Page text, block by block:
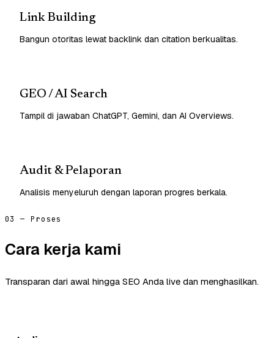
Link Building
Bangun otoritas lewat backlink dan citation berkualitas.
GEO / AI Search
Tampil di jawaban ChatGPT, Gemini, dan AI Overviews.
Audit & Pelaporan
Analisis menyeluruh dengan laporan progres berkala.
03 — Proses
Cara kerja kami
Transparan dari awal hingga SEO Anda live dan menghasilkan.